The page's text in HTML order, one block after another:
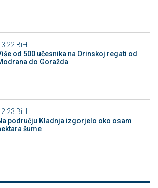
BiH
od 500 učesnika na Drinskoj regati od
do Goražda
BiH
području Kladnja izgorjelo oko osam
šume